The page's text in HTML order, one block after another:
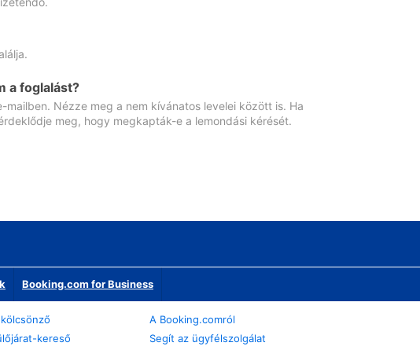
a foglalást?
Nézze meg a nem kívánatos levelei között is. Ha
meg, hogy megkapták-e a lemondási kérését.
Booking.com for Business
kereső
A Booking.comról
Segít az ügyfélszolgálat